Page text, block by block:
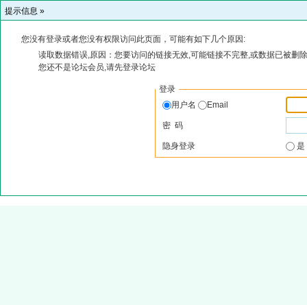
提示信息 »
您没有登录或者您没有权限访问此页面，可能有如下几个原因:
读取数据错误,原因：您要访问的链接无效,可能链接不完整,或数据已被删
您还不是论坛会员,请先登录论坛
登录
用户名
Email
密 码
隐身登录